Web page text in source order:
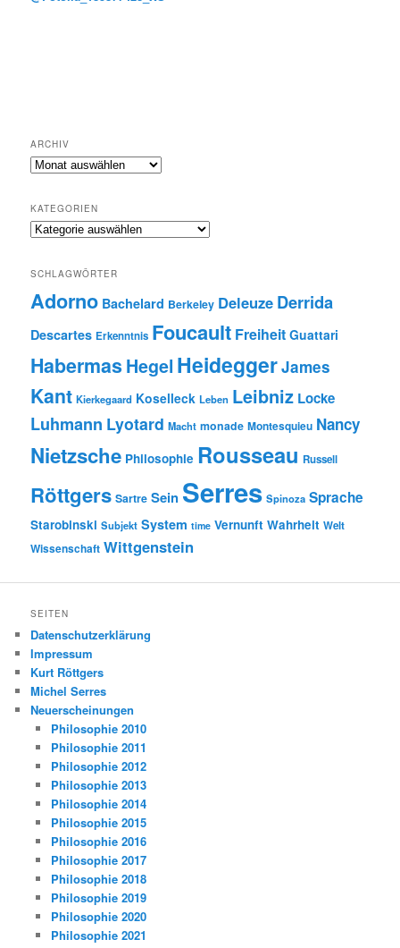
ARCHIV
Archiv
KATEGORIEN
Kategorien
SCHLAGWÖRTER
Adorno Bachelard Berkeley Deleuze Derrida
Descartes Erkenntnis Foucault Freiheit Guattari
Habermas Hegel HeideggerJames
Kant Kierkegaard Koselleck Leben Leibniz Locke
Luhmann Lyotard Macht monade Montesquieu Nancy
Nietzsche Philosophie Rousseau Russell
Röttgers Sartre Sein Serres Spinoza Sprache
Starobinski Subjekt System time Vernunft Wahrheit Welt
Wissenschaft Wittgenstein
SEITEN
Datenschutzerklärung
Impressum
Kurt Röttgers
Michel Serres
Neuerscheinungen
Philosophie 2010
Philosophie 2011
Philosophie 2012
Philosophie 2013
Philosophie 2014
Philosophie 2015
Philosophie 2016
Philosophie 2017
Philosophie 2018
Philosophie 2019
Philosophie 2020
Philosophie 2021